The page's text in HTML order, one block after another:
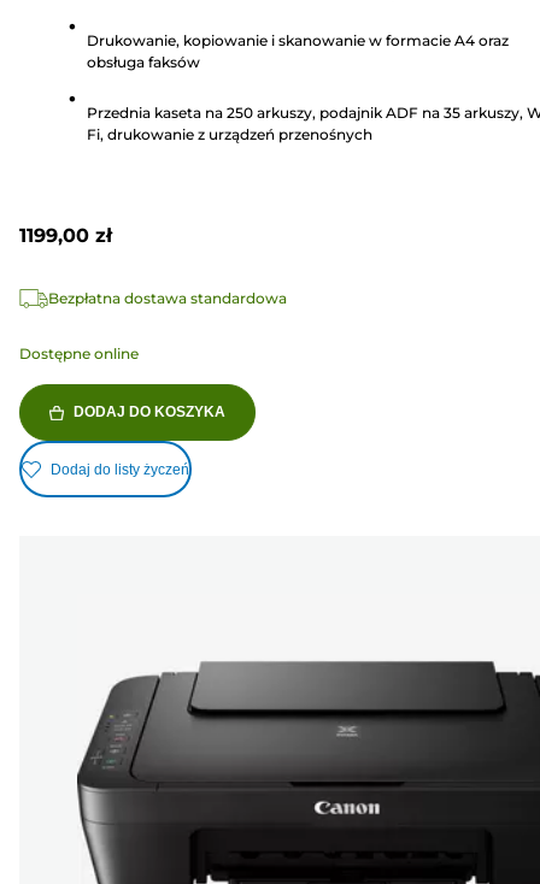
gwiazdek.
Drukowanie, kopiowanie i skanowanie w formacie A4 oraz
obsługa faksów
Przednia kaseta na 250 arkuszy, podajnik ADF na 35 arkuszy,
Fi, drukowanie z urządzeń przenośnych
1199,00 zł
Bezpłatna dostawa standardowa
Dostępne online
DODAJ DO KOSZYKA
Dodaj do listy życzeń